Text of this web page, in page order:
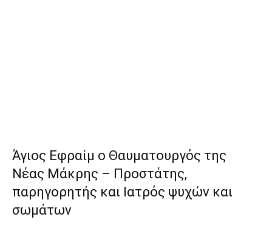
Άγιος Εφραίμ ο Θαυματουργός της
Νέας Μάκρης – Προστάτης,
παρηγορητής και Iατρός ψυχών και
σωμάτων